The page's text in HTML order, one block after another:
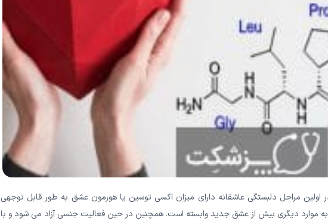
دریافتند که زوجین در اولین مراحل دلبستگی عاشقانه دارای میزان اکسی توسین یا هورمون عشق به طور قابل توجهی
به موارد دیگری بیش از عشق جدید وابسته است. همچنین در حین فعالیت جنسی آزاد می شود و با